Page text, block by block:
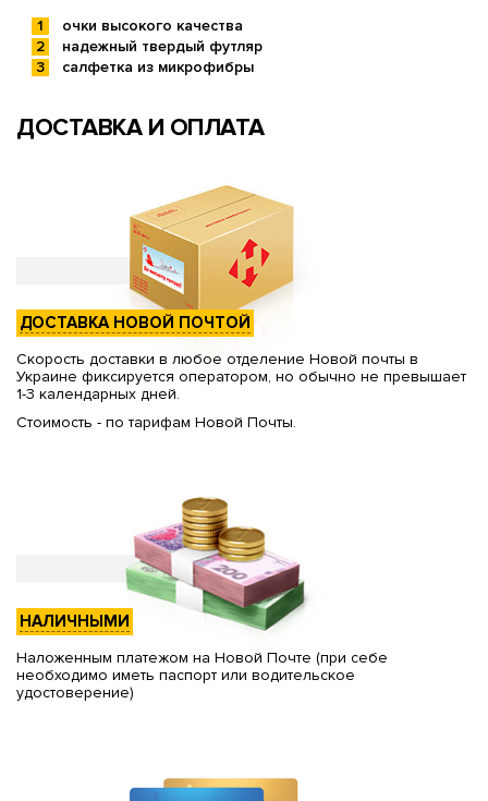
очки высокого качества
надежный твердый футляр
салфетка из микрофибры
ДОСТАВКА И ОПЛАТА
ДОСТАВКА НОВОЙ ПОЧТОЙ
Скорость доставки в любое отделение Новой почты в
Украине фиксируется оператором, но обычно не превышает
1-3 календарных дней.
Стоимость - по тарифам Новой Почты.
НАЛИЧНЫМИ
Наложенным платежом на Новой Почте (при себе
необходимо иметь паспорт или водительское
удостоверение)